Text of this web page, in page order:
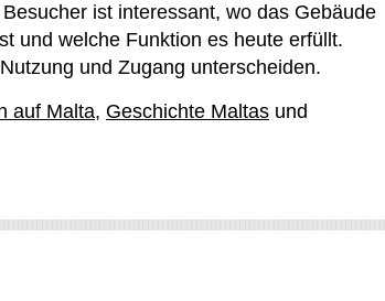
ist interessant, wo das Gebäude
und welche Funktion es heute erfüllt.
und Zugang unterscheiden.
auf Malta, Geschichte Maltas und